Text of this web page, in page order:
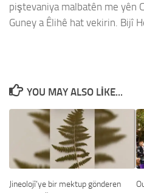
piştevaniya malbatên me yên
Guney a Êlihê hat vekirin. Bijî
YOU MAY ALSO LIKE...
Jineolojî’ye bir mektup gönderen